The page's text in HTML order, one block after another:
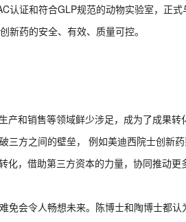
认证和符合GLP规范的动物实验室，正
新药的安全、有效、质量可控。
和销售等领域鲜少涉足，成为了成果转
三方之间的壁垒， 例如美迪西院士创新
，借助第三方资本的力量，协同推动更
免会令人畅想未来。陈博士和陶博士都